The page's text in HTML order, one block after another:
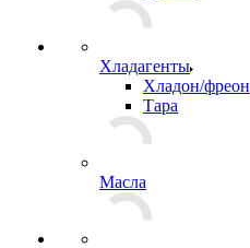
Хладагенты
Хладон/фреон
Тара
Масла